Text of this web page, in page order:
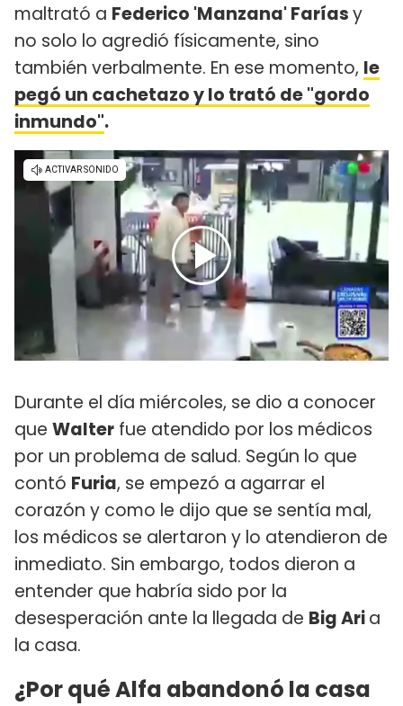
maltrató a Federico 'Manzana' Faríasy
no solo lo agredió físicamente, sino
también verbalmente. En ese momento, le
pegó un cachetazo y lo trató de "gordo
inmundo".
Durante el día miércoles, se dio a conocer
que Walter fue atendido por los médicos
por un problema de salud. Según lo que
contó Furia, se empezó a agarrar el
corazón y como le dijo que se sentía mal,
los médicos se alertaron y lo atendieron de
inmediato. Sin embargo, todos dieron a
entender que habría sido por la
desesperación ante la llegada de Big Aria
la casa.
¿Por qué Alfa abandonó la casa